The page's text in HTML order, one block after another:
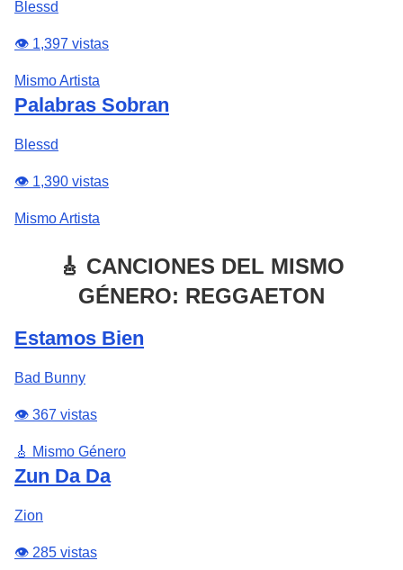
Blessd
👁️ 1,397 vistas
Mismo Artista
Palabras Sobran
Blessd
👁️ 1,390 vistas
Mismo Artista
🎸 CANCIONES DEL MISMO
GÉNERO: REGGAETON
Estamos Bien
Bad Bunny
👁️ 367 vistas
🎸 Mismo Género
Zun Da Da
Zion
👁️ 285 vistas